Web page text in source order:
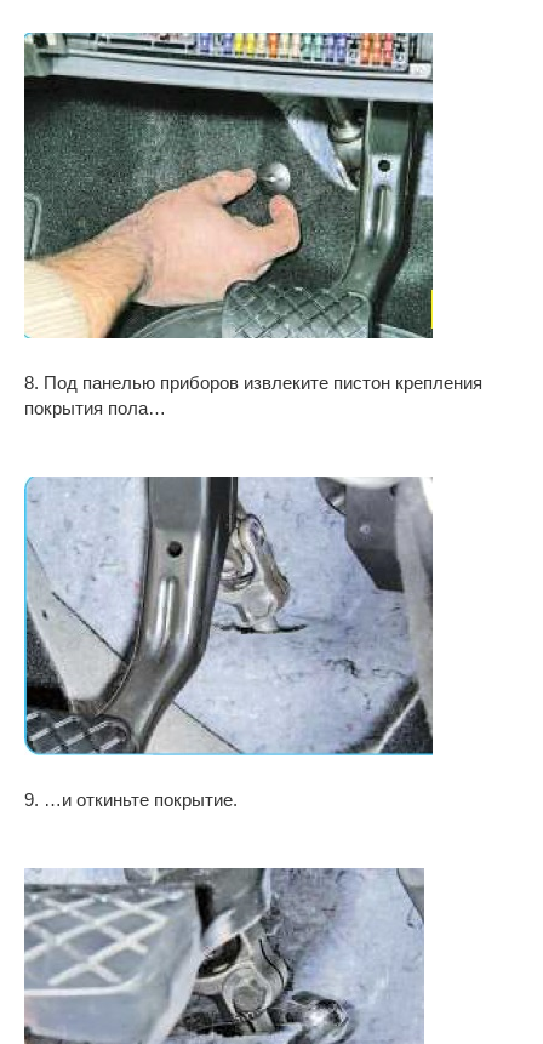
8. Под панелью приборов извлеките пистон крепления
покрытия пола…
9. …и откиньте покрытие.